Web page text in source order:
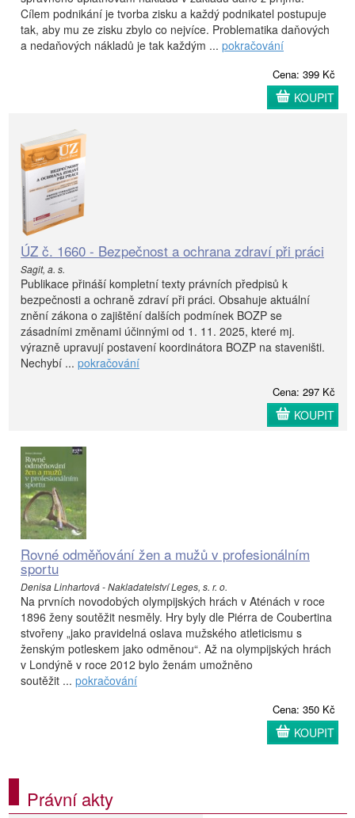
Cílem podnikání je tvorba zisku a každý podnikatel postupuje
tak, aby mu ze zisku zbylo co nejvíce. Problematika daňových
a nedaňových nákladů je tak každým ... pokračování
Cena: 399 Kč
KOUPIT
ÚZ č. 1660 - Bezpečnost a ochrana zdraví při práci
Sagit, a. s.
Publikace přináší kompletní texty právních předpisů k
bezpečnosti a ochraně zdraví při práci. Obsahuje aktuální
znění zákona o zajištění dalších podmínek BOZP se
zásadními změnami účinnými od 1. 11. 2025, které mj.
výrazně upravují postavení koordinátora BOZP na staveništi.
Nechybí ... pokračování
Cena: 297 Kč
KOUPIT
Rovné odměňování žen a mužů v profesionálním
sportu
Denisa Linhartová - Nakladatelství Leges, s. r. o.
Na prvních novodobých olympijských hrách v Aténách v roce
1896 ženy soutěžit nesměly. Hry byly dle Piérra de Coubertina
stvořeny „jako pravidelná oslava mužského atleticismu s
ženským potleskem jako odměnou“. Až na olympijských hrách
v Londýně v roce 2012 bylo ženám umožněno
soutěžit ... pokračování
Cena: 350 Kč
KOUPIT
Právní akty